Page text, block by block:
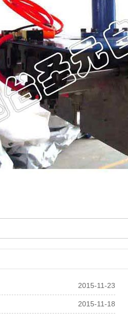
2015-11-23
2015-11-18